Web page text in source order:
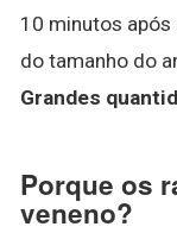
10 minutos após
do tamanho do
Grandes
Porque os
veneno?